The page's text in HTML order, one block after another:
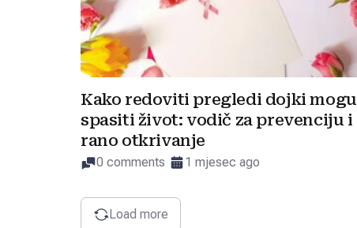
Kako redoviti pregledi dojki mogu
spasiti život: vodič za prevenciju i
rano otkrivanje
0 comments 1 mjesec ago
Load more